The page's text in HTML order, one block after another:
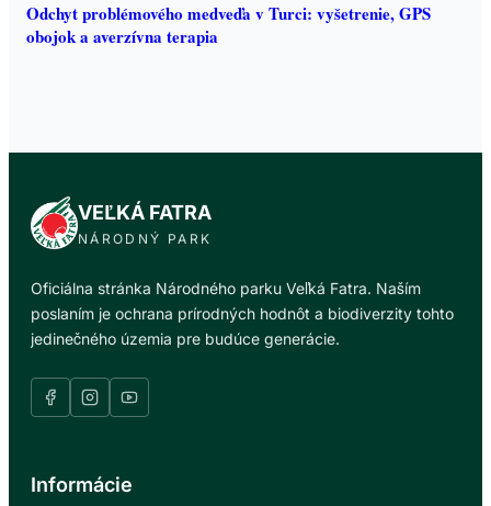
Odchyt problémového medveďa v Turci: vyšetrenie, GPS
obojok a averzívna terapia
VEĽKÁ FATRA
NÁRODNÝ PARK
Oficiálna stránka Národného parku Veľká Fatra. Naším
poslaním je ochrana prírodných hodnôt a biodiverzity tohto
jedinečného územia pre budúce generácie.
Informácie